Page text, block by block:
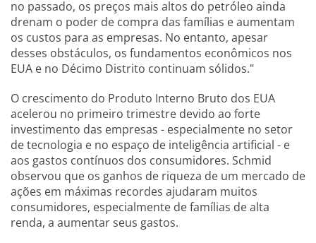
no passado, os preços mais altos do petróleo ainda
drenam o poder de compra das famílias e aumentam
os custos para as empresas. No entanto, apesar
desses obstáculos, os fundamentos econômicos nos
EUA e no Décimo Distrito continuam sólidos."
O crescimento do Produto Interno Bruto dos EUA
acelerou no primeiro trimestre devido ao forte
investimento das empresas - especialmente no setor
de tecnologia e no espaço de inteligência artificial - e
aos gastos contínuos dos consumidores. Schmid
observou que os ganhos de riqueza de um mercado de
ações em máximas recordes ajudaram muitos
consumidores, especialmente de famílias de alta
renda, a aumentar seus gastos.